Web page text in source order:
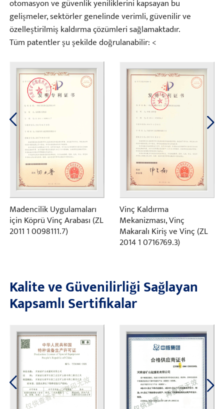
otomasyon ve güvenlik yeniliklerini kapsayan bu
gelişmeler, sektörler genelinde verimli, güvenilir ve
özelleştirilmiş kaldırma çözümleri sağlamaktadır.
Tüm patentler şu şekilde doğrulanabilir: <
Madencilik Uygulamaları
için Köprü Vinç Arabası (ZL
2011 1 0098111.7)
Vinç Kaldırma
Mekanizması, Vinç
Makaralı Kiriş ve Vinç (ZL
2014 1 0716769.3)
Kalite ve Güvenilirliği Sağlayan
Kapsamlı Sertifikalar